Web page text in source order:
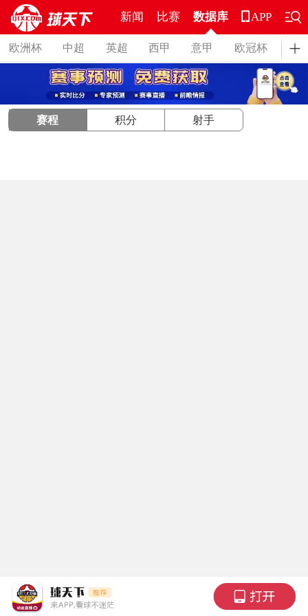
新闻 比赛 数据库
欧洲杯 中超 英超 西甲 意甲 欧冠杯 德
APP
赛程 积分 射手